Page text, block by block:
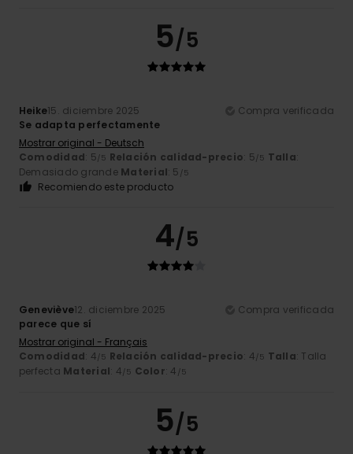
5/5
Heike15. diciembre 2025
Compra verificada
Se adapta perfectamente
Mostrar original - Deutsch
Comodidad: 5/5 Relación calidad-precio: 5/5 Talla:
Demasiado grande Material: 5 /5
Recomiendo este producto
4/5
Geneviève12. diciembre 2025
Compra verificada
parece que sí
Mostrar original - Français
Comodidad: 4/5 Relación calidad-precio: 4/5 Talla: Talla
perfecta Material: 4/5 Color: 4 /5
5/5